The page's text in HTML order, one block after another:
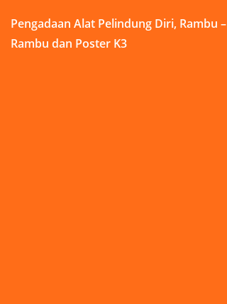
Pengadaan Alat Pelindung Diri, Rambu –
Rambu dan Poster K3